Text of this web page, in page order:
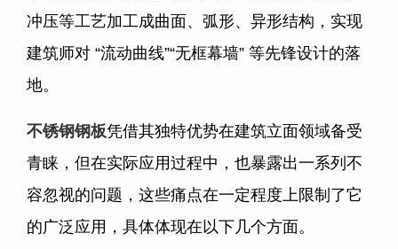
冲压等工艺加工成曲面、弧形、异形结构，实现
建筑师对 “流动曲线”“无框幕墙” 等先锋设计的落
地。
不锈钢钢板凭借其独特优势在建筑立面领域备受
青睐，但在实际应用过程中，也暴露出一系列不
容忽视的问题，这些痛点在一定程度上限制了它
的广泛应用，具体体现在以下几个方面。